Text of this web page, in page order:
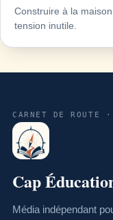
Construire à la
tension inutile.
CARNET DE ROUTE
Cap
Média indépendant